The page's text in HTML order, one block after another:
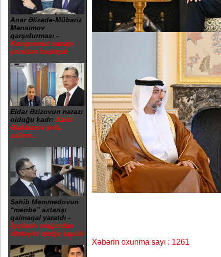
Anar Əlizadə-Mübariz
Mənsimov
qarşıdurması -
Kompromat savaşı
yenidən başlayıb
Eldar Əzizovun narazı
olduğu kadr: Xalid
Ələkbərov yola
salınır...
Sahib Məmmədovun
“mənbə” axtarışı
qalmaqal yaratdı -
İşçilərin otağından
dinləyici qurğu tapılıb
Xəbərin oxunma sayı : 1261